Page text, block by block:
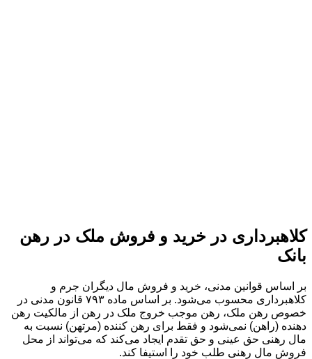
کلاهبرداری در خرید و فروش ملک در رهن
بانک
بر اساس قوانین مدنی، خرید و فروش مال دیگران جرم و
کلاهبرداری محسوب می‌شود. بر اساس ماده ۷۹۳ قانون مدنی در
خصوص رهن ملک، رهن موجب خروج ملک در رهن از مالکیت رهن
دهنده (راهن) نمی‌شود و فقط برای رهن کننده (مرتهن) نسبت به
مال رهنی حق عینی و حق تقدم ایجاد می‌کند که می‌تواند از محل
فروش مال رهنی طلب خود را استیفا کند.